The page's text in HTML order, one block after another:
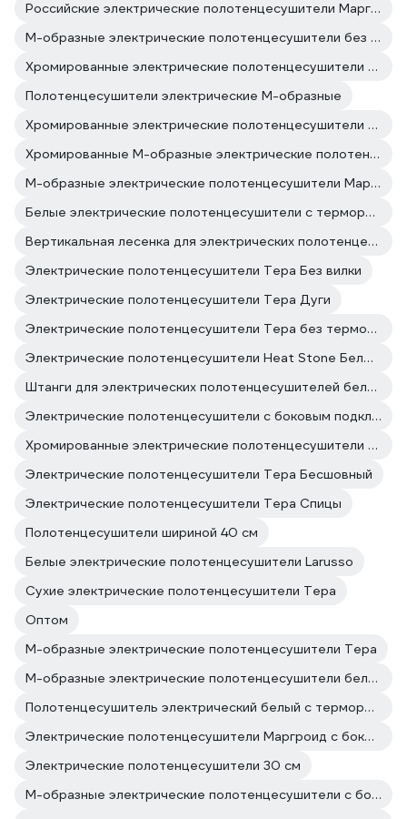
Российские электрические полотенцесушители Маргроид
М-образные электрические полотенцесушители без терморегулятора
Хромированные электрические полотенцесушители Larusso
Полотенцесушители электрические М-образные
Хромированные электрические полотенцесушители Маргроид
Хромированные М-образные электрические полотенцесушители
М-образные электрические полотенцесушители Маргроид
Белые электрические полотенцесушители с терморегулятором
Вертикальная лесенка для электрических полотенцесушителей белые
Электрические полотенцесушители Тера Без вилки
Электрические полотенцесушители Тера Дуги
Электрические полотенцесушители Тера без терморегулятора
Электрические полотенцесушители Heat Stone Белые полотенцесушители
Штанги для электрических полотенцесушителей белые
Электрические полотенцесушители с боковым подключением
Хромированные электрические полотенцесушители Тера
Электрические полотенцесушители Тера Бесшовный
Электрические полотенцесушители Тера Спицы
Полотенцесушители шириной 40 см
Белые электрические полотенцесушители Larusso
Сухие электрические полотенцесушители Тера
Оптом
М-образные электрические полотенцесушители Тера
М-образные электрические полотенцесушители белые
Полотенцесушитель электрический белый с терморегулятором 40
Электрические полотенцесушители Маргроид с боковым подключением
Электрические полотенцесушители 30 см
М-образные электрические полотенцесушители с боковым подключением